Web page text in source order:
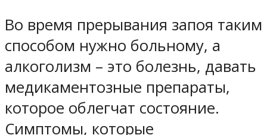
Во время прерывания запоя таким
способом нужно больному, а
алкоголизм – это болезнь, давать
медикаментозные препараты,
которое облегчат состояние.
Симптомы, которые